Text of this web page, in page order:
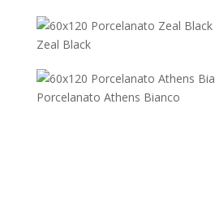
Zeal Black
Porcelanato Athens Bianco